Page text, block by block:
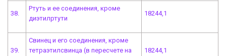
38.
Ртуть и ее соединения, кроме
диэтилртути
18244,1
39.
Свинец и его соединения, кроме
тетраэтилсвинца (в пересчете на
18244,1